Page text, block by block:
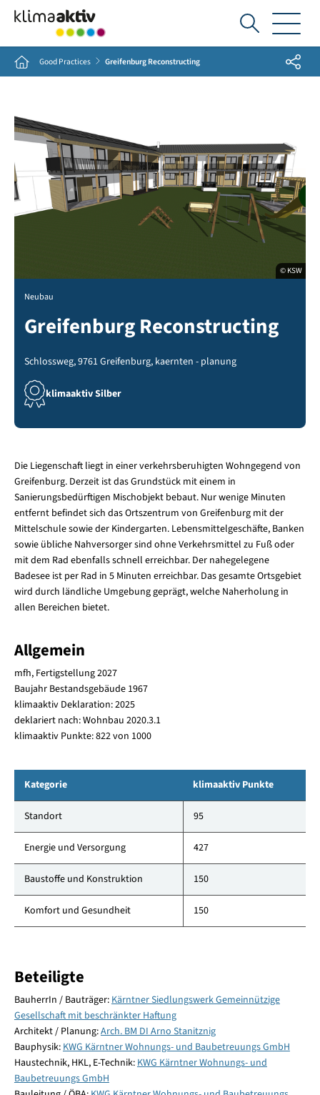
Ich
suche...
Home Good Practices Greifenburg Reconstructing Share
© KSW
Neubau
Greifenburg Reconstructing
Schlossweg, 9761 Greifenburg, kaernten - planung
klimaaktiv Silber
Die Liegenschaft liegt in einer verkehrsberuhigten Wohngegend von
Greifenburg. Derzeit ist das Grundstück mit einem in
Sanierungsbedürftigen Mischobjekt bebaut. Nur wenige Minuten
entfernt befindet sich das Ortszentrum von Greifenburg mit der
Mittelschule sowie der Kindergarten. Lebensmittelgeschäfte, Banken
sowie übliche Nahversorger sind ohne Verkehrsmittel zu Fuß oder
mit dem Rad ebenfalls schnell erreichbar. Der nahegelegene
Badesee ist per Rad in 5 Minuten erreichbar. Das gesamte Ortsgebiet
wird durch ländliche Umgebung geprägt, welche Naherholung in
allen Bereichen bietet.
Allgemein
mfh, Fertigstellung 2027
Baujahr Bestandsgebäude 1967
klimaaktiv Deklaration: 2025
deklariert nach: Wohnbau 2020.3.1
klimaaktiv Punkte: 822 von 1000
Kategorie klimaaktiv Punkte
Standort 95
Energie und Versorgung 427
Baustoffe und Konstruktion 150
Komfort und Gesundheit 150
Beteiligte
BauherrIn / Bauträger: Kärntner Siedlungswerk Gemeinnützige
Gesellschaft mit beschränkter Haftung
Architekt / Planung:Arch. BM DI Arno Stanitznig
Bauphysik: KWG Kärntner Wohnungs- und Baubetreuungs GmbH
Haustechnik, HKL, E-Technik: KWG Kärntner Wohnungs- und
Baubetreuungs GmbH